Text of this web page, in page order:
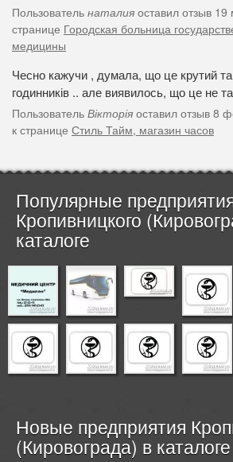
Пользователь наталия оставил отзыв
странице Городская больница
медицины
Чесно кажучи , думала, що це крутий
годинників .. але виявилось, що це не
Пользователь Вікторія оставил отзыв 8
к странице Стиль Тайм, магазин часов
Популярные
Кропивницкого
каталоге
Новые предприятия
(Кировограда) в каталоге